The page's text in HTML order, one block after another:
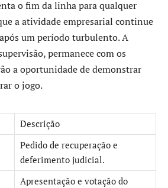
o fim da linha para qualquer
a atividade empresarial continue
um período turbulento. A
permanece com os
a oportunidade de demonstrar
o jogo.
Descrição
Pedido de recuperação e
deferimento judicial.
Apresentação e votação do